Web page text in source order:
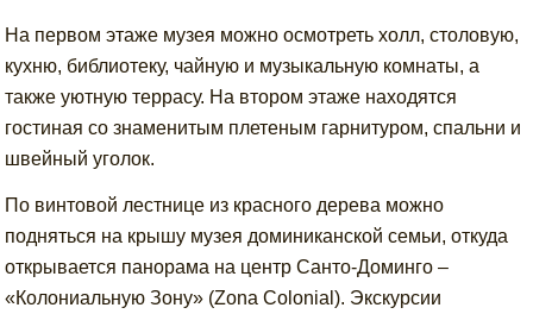
На первом этаже музея можно осмотреть холл, столовую,
кухню, библиотеку, чайную и музыкальную комнаты, а
также уютную террасу. На втором этаже находятся
гостиная со знаменитым плетеным гарнитуром, спальни и
швейный уголок.
По винтовой лестнице из красного дерева можно
подняться на крышу музея доминиканской семьи, откуда
открывается панорама на центр Санто-Доминго –
«Колониальную Зону» (Zona Colonial). Экскурсии